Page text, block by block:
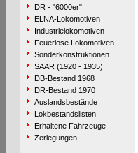
DR - "6000er"
ELNA-Lokomotiven
Industrielokomotiven
Feuerlose Lokomotiven
Sonderkonstruktionen
SAAR (1920 - 1935)
DB-Bestand 1968
DR-Bestand 1970
Auslandsbestände
Lokbestandslisten
Erhaltene Fahrzeuge
Zerlegungen